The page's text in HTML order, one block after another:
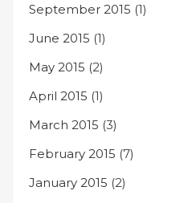
September 2015 (1)
June 2015 (1)
May 2015 (2)
April 2015 (1)
March 2015 (3)
February 2015 (7)
January 2015 (2)